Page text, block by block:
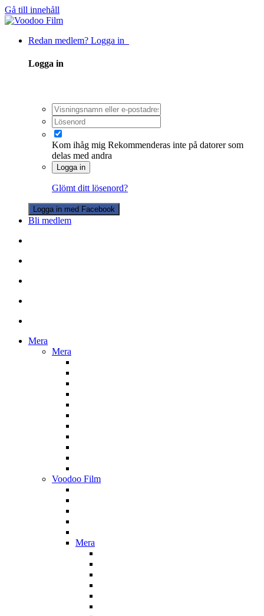
Gå till innehåll
Redan medlem? Logga in
Logga in
Kom ihåg mig Rekommenderas inte på datorer som
delas med andra
Logga in
Glömt ditt lösenord?
Logga in med Facebook
Bli medlem
Mera
Mera
Voodoo Film
Mera